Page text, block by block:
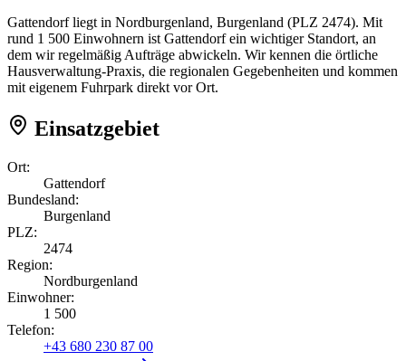
Gattendorf liegt in Nordburgenland, Burgenland (PLZ 2474). Mit
rund 1 500 Einwohnern ist Gattendorf ein wichtiger Standort, an
dem wir regelmäßig Aufträge abwickeln. Wir kennen die örtliche
Hausverwaltung-Praxis, die regionalen Gegebenheiten und kommen
mit eigenem Fuhrpark direkt vor Ort.
Einsatzgebiet
Ort:
Gattendorf
Bundesland:
Burgenland
PLZ:
2474
Region:
Nordburgenland
Einwohner:
1 500
Telefon:
+43 680 230 87 00